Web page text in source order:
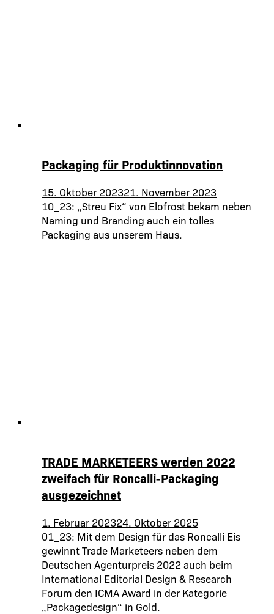
Packaging für Produktinnovation
15. Oktober 202321. November 2023
10_23: „Streu Fix“ von Elofrost bekam neben
Naming und Branding auch ein tolles
Packaging aus unserem Haus.
TRADE MARKETEERS werden 2022
zweifach für Roncalli-Packaging
ausgezeichnet
1. Februar 202324. Oktober 2025
01_23: Mit dem Design für das Roncalli Eis
gewinnt Trade Marketeers neben dem
Deutschen Agenturpreis 2022 auch beim
International Editorial Design & Research
Forum den ICMA Award in der Kategorie
„Packagedesign“ in Gold.